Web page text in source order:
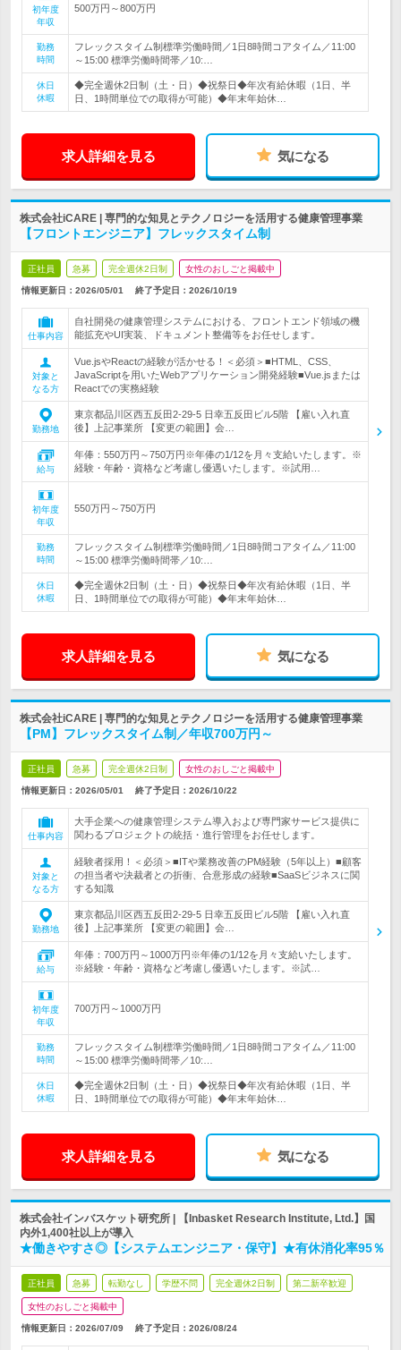
初年度
年収
500万円～800万円
勤務
時間
フレックスタイム制標準労働時間／1日8時間コアタイム／11:00
～15:00 標準労働時間帯／10:…
休日
休暇
◆完全週休2日制（土・日）◆祝祭日◆年次有給休暇（1日、半
日、1時間単位での取得が可能）◆年末年始休…
求人詳細を見る 気になる
株式会社iCARE | 専門的な知見とテクノロジーを活用する健康管理事業
【フロントエンジニア】フレックスタイム制
正社員 急募 完全週休2日制 女性のおしごと掲載中
情報更新日：2026/05/01 終了予定日： 2026/10/19
仕事内容
自社開発の健康管理システムにおける、フロントエンド領域の機
能拡充やUI実装、ドキュメント整備等をお任せします。
対象と
なる方
Vue.jsやReactの経験が活かせる！＜必須＞■HTML、CSS、
JavaScriptを用いたWebアプリケーション開発経験■Vue.jsまたは
Reactでの実務経験
勤務地
東京都品川区西五反田2-29-5 日幸五反田ビル5階 【雇い入れ直
後】上記事業所 【変更の範囲】会…
給与
年俸：550万円～750万円※年俸の1/12を月々支給いたします。※
経験・年齢・資格など考慮し優遇いたします。※試用…
初年度
年収
550万円～750万円
勤務
時間
フレックスタイム制標準労働時間／1日8時間コアタイム／11:00
～15:00 標準労働時間帯／10:…
休日
休暇
◆完全週休2日制（土・日）◆祝祭日◆年次有給休暇（1日、半
日、1時間単位での取得が可能）◆年末年始休…
求人詳細を見る 気になる
株式会社iCARE | 専門的な知見とテクノロジーを活用する健康管理事業
【PM】フレックスタイム制／年収700万円～
正社員 急募 完全週休2日制 女性のおしごと掲載中
情報更新日：2026/05/01 終了予定日： 2026/10/22
仕事内容
大手企業への健康管理システム導入および専門家サービス提供に
関わるプロジェクトの統括・進行管理をお任せします。
対象と
なる方
経験者採用！＜必須＞■ITや業務改善のPM経験（5年以上）■顧客
の担当者や決裁者との折衝、合意形成の経験■SaaSビジネスに関
する知識
勤務地
東京都品川区西五反田2-29-5 日幸五反田ビル5階 【雇い入れ直
後】上記事業所 【変更の範囲】会…
給与
年俸：700万円～1000万円※年俸の1/12を月々支給いたします。
※経験・年齢・資格など考慮し優遇いたします。※試…
初年度
年収
700万円～1000万円
勤務
時間
フレックスタイム制標準労働時間／1日8時間コアタイム／11:00
～15:00 標準労働時間帯／10:…
休日
休暇
◆完全週休2日制（土・日）◆祝祭日◆年次有給休暇（1日、半
日、1時間単位での取得が可能）◆年末年始休…
求人詳細を見る 気になる
株式会社インバスケット研究所 | 【Inbasket Research Institute, Ltd.】国
内外1,400社以上が導入
★働きやすさ◎【システムエンジニア・保守】★有休消化率95％
正社員 急募 転勤なし 学歴不問 完全週休2日制 第二新卒歓迎
女性のおしごと掲載中
情報更新日：2026/07/09 終了予定日： 2026/08/24